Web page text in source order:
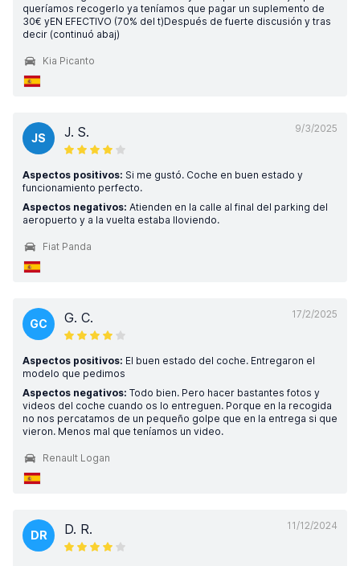
queríamos recogerlo ya teníamos que pagar un suplemento de
30€ yEN EFECTIVO (70% del t)Después de fuerte discusión y tras
decir (continuó abaj)
Kia Picanto
9/3/2025
JS J. S.
Aspectos positivos: Si me gustó. Coche en buen estado y
funcionamiento perfecto.
Aspectos negativos: Atienden en la calle al final del parking del
aeropuerto y a la vuelta estaba lloviendo.
Fiat Panda
17/2/2025
GC G. C.
Aspectos positivos: El buen estado del coche. Entregaron el
modelo que pedimos
Aspectos negativos: Todo bien. Pero hacer bastantes fotos y
videos del coche cuando os lo entreguen. Porque en la recogida
no nos percatamos de un pequeño golpe que en la entrega si que
vieron. Menos mal que teníamos un video.
Renault Logan
11/12/2024
DR D. R.